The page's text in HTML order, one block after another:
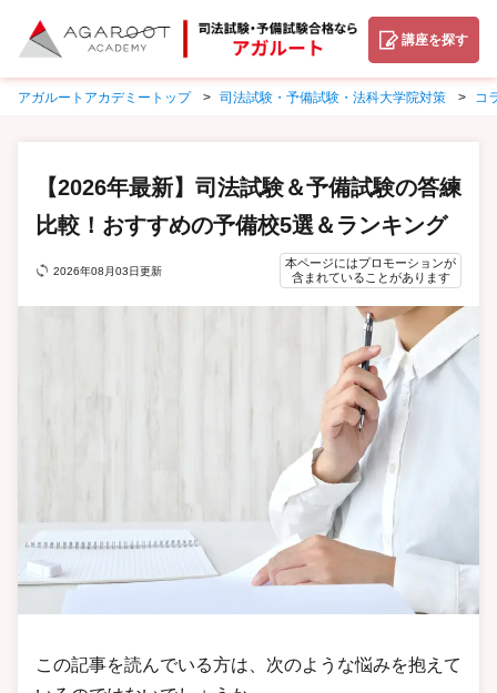
講座を探す
アガルートアカデミートップ 司法試験・予備試験・法科大学院対策 コ
【2026年最新】司法試験＆予備試験の答練
比較！おすすめの予備校5選＆ランキング
2026年08月03日更新
本ページにはプロモーションが
含まれていることがあります
この記事を読んでいる方は、次のような悩みを抱えて